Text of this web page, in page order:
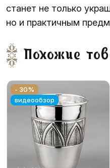
станет не только
но и практичным
Похожие
- 30%
видеообзор